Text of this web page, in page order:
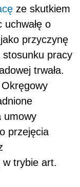
ze skutkiem
o
przyczynę
stosunku pracy
trwała.
umowy
przejęcia
w trybie art.